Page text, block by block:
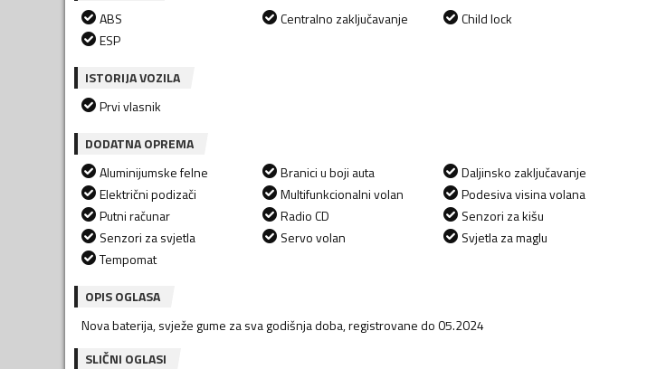
ABS
ESP
Centralno zaključavanje Child lock
ISTORIJA VOZILA
Prvi vlasnik
DODATNA OPREMA
Aluminijumske felne
Električni podizači
Putni računar
Senzori za svjetla
Tempomat
Branici u boji auta
Multifunkcionalni volan
Radio CD
Servo volan
Daljinsko zaključavanje
Podesiva visina volana
Senzori za kišu
Svjetla za maglu
OPIS OGLASA
Nova baterija, svježe gume za sva godišnja doba, registrovane do 05.2024
SLIČNI OGLASI